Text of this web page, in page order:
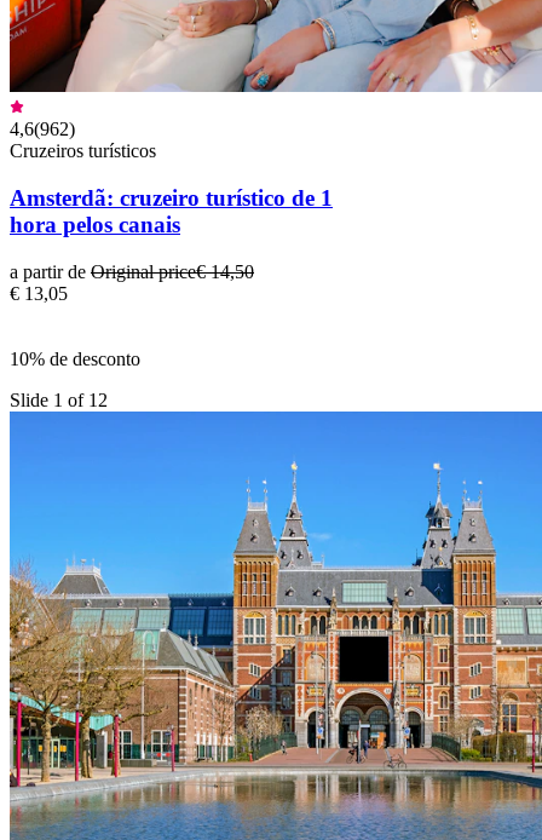
4,6(962)
Cruzeiros turísticos
Amsterdã: cruzeiro turístico de 1
hora pelos canais
a partir de Original price€ 14,50
€ 13,05
10% de desconto
Slide 1 of 12